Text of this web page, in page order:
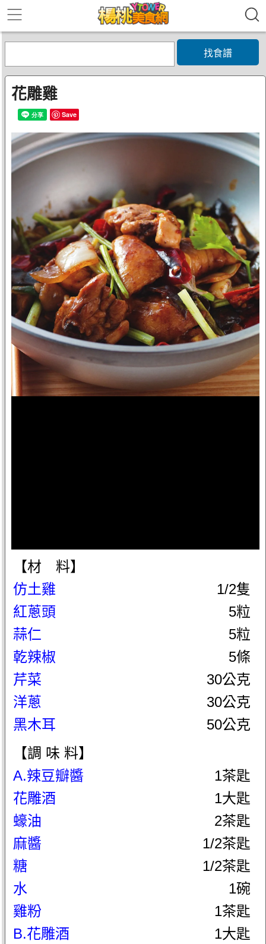
找食譜
花雕雞
Save
【材 料】
仿土雞
1/2隻
紅蔥頭
5粒
蒜仁
5粒
乾辣椒
5條
芹菜
30公克
洋蔥
30公克
黑木耳
50公克
【調 味 料】
A.辣豆瓣醬
1茶匙
花雕酒
1大匙
蠔油
2茶匙
麻醬
1/2茶匙
糖
1/2茶匙
水
1碗
雞粉
1茶匙
B.花雕酒
1大匙